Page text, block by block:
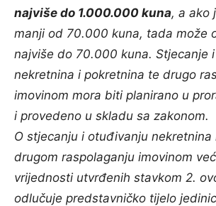
najviše do 1.000.000 kuna, a ako
manji od 70.000 kuna, tada može
najviše do 70.000 kuna. Stjecanje
nekretnina i pokretnina te drugo
imovinom mora biti planirano u
i provedeno u skladu sa zakonom.
O stjecanju i otuđivanju nekretnina
drugom raspolaganju imovinom
vrijednosti utvrđenih stavkom 2.
odlučuje predstavničko tijelo